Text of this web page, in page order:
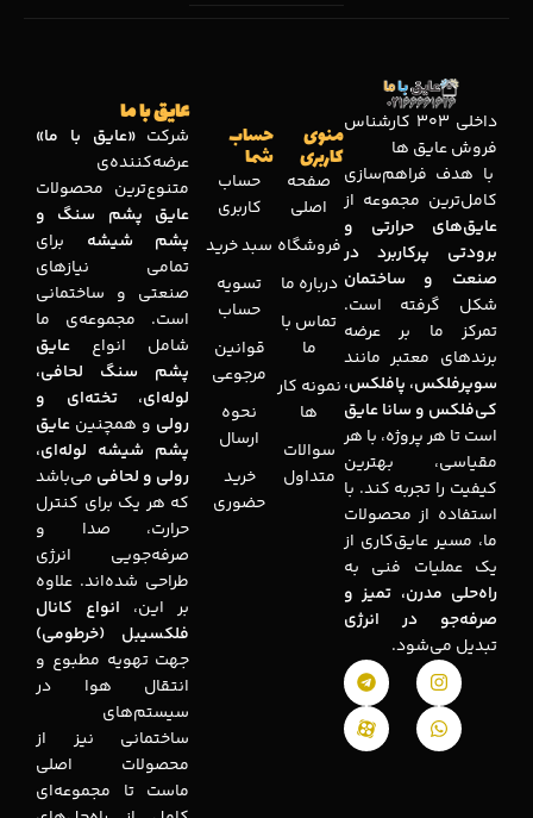
داخلی 303 کارشناس
فروش عایق ها
با هدف فراهم‌سازی
کامل‌ترین مجموعه‌ از
عایق‌های حرارتی و
برودتی پرکاربرد در
صنعت و ساختمان
شکل گرفته است.
تمرکز ما بر عرضه
برندهای معتبر مانند
سوپرفلکس، پافلکس،
کی‌فلکس و سانا عایق
است تا هر پروژه، با هر
مقیاسی، بهترین
کیفیت را تجربه کند. با
استفاده از محصولات
ما، مسیر عایق‌کاری از
یک عملیات فنی به
راه‌حلی مدرن، تمیز و
صرفه‌جو در انرژی
تبدیل می‌شود.
منوی
کاربری
صفحه
اصلی
فروشگاه
درباره ما
تماس با
ما
نمونه کار
ها
سوالات
متداول
حساب
شما
حساب
کاربری
سبد خرید
تسویه
حساب
قوانین
مرجوعی
نحوه
ارسال
خرید
حضوری
عایق با ما
شرکت«عایق با ما»
عرضه‌کننده‌ی
متنوع‌ترین محصولات
عایق پشم سنگ و
پشم شیشه برای
تمامی نیازهای
صنعتی و ساختمانی
است. مجموعه‌ی ما
شامل انواع عایق
پشم سنگ لحافی،
لوله‌ای، تخته‌ای و
رولی و همچنین عایق
پشم شیشه لوله‌ای،
رولی و لحافی می‌باشد
که هر یک برای کنترل
حرارت، صدا و
صرفه‌جویی انرژی
طراحی شده‌اند. علاوه
بر این، انواع کانال
فلکسیبل (خرطومی)
جهت تهویه مطبوع و
انتقال هوا در
سیستم‌های
ساختمانی نیز از
محصولات اصلی
ماست تا مجموعه‌ای